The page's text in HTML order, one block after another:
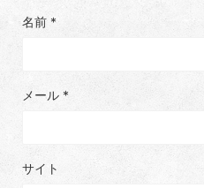
名前 *
メール *
サイト